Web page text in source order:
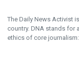
The Daily News Activist
country. DNA stands for
ethics of core journalism: